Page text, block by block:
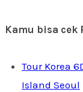
Kamu bisa cek
Tour Korea
Island Seoul